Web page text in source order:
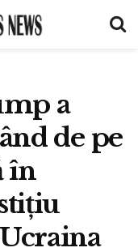
a
de pe
în